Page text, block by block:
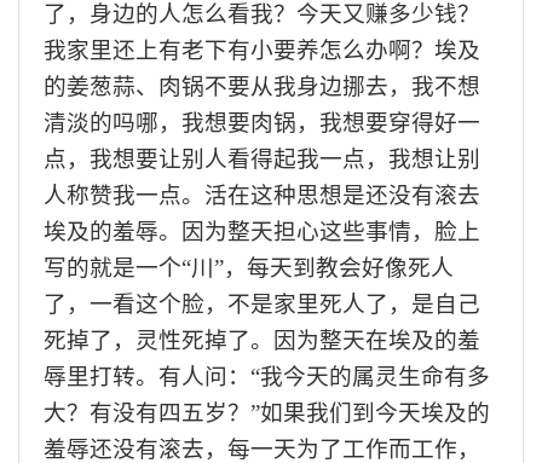
了，身边的人怎么看我？今天又赚多少钱？
我家里还上有老下有小要养怎么办啊？埃及
的姜葱蒜、肉锅不要从我身边挪去，我不想
清淡的吗哪，我想要肉锅，我想要穿得好一
点，我想要让别人看得起我一点，我想让别
人称赞我一点。活在这种思想是还没有滚去
埃及的羞辱。因为整天担心这些事情，脸上
写的就是一个“川”，每天到教会好像死人
了，一看这个脸，不是家里死人了，是自己
死掉了，灵性死掉了。因为整天在埃及的羞
辱里打转。有人问：“我今天的属灵生命有多
大？有没有四五岁？”如果我们到今天埃及的
羞辱还没有滚去，每一天为了工作而工作，